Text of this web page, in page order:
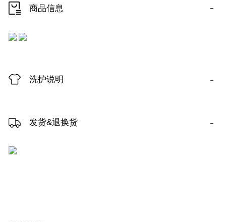
商品信息 -
洗护说明 -
发货&退换货 -